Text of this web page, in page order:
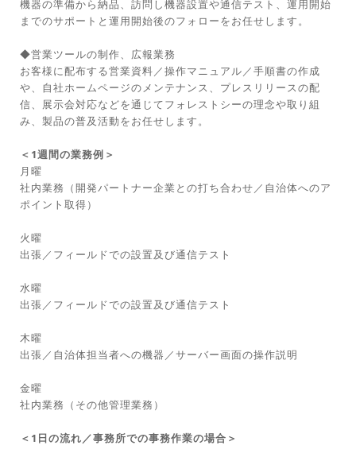
機器の準備から納品、訪問し機器設置や通信テスト、運用開始
までのサポートと運用開始後のフォローをお任せします。
◆営業ツールの制作、広報業務
お客様に配布する営業資料／操作マニュアル／手順書の作成
や、自社ホームページのメンテナンス、プレスリリースの配
信、展示会対応などを通じてフォレストシーの理念や取り組
み、製品の普及活動をお任せします。
＜1週間の業務例＞
月曜
社内業務（開発パートナー企業との打ち合わせ／自治体へのア
ポイント取得）
火曜
出張／フィールドでの設置及び通信テスト
水曜
出張／フィールドでの設置及び通信テスト
木曜
出張／自治体担当者への機器／サーバー画面の操作説明
金曜
社内業務（その他管理業務）
＜1日の流れ／事務所での事務作業の場合＞